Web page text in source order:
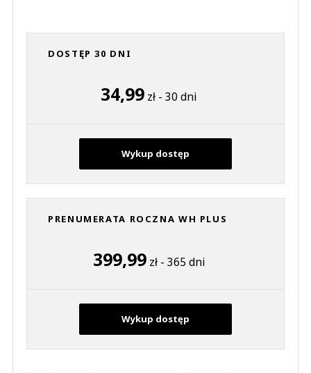
DOSTĘP 30 DNI
34,99 zł - 30 dni
Wykup dostęp
PRENUMERATA ROCZNA WH PLUS
399,99zł - 365 dni
Wykup dostęp